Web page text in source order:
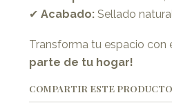
✔ Acabado: Sellado
Transforma tu espacio con
parte de tu hogar!
COMPARTIR ESTE PRODUCTO